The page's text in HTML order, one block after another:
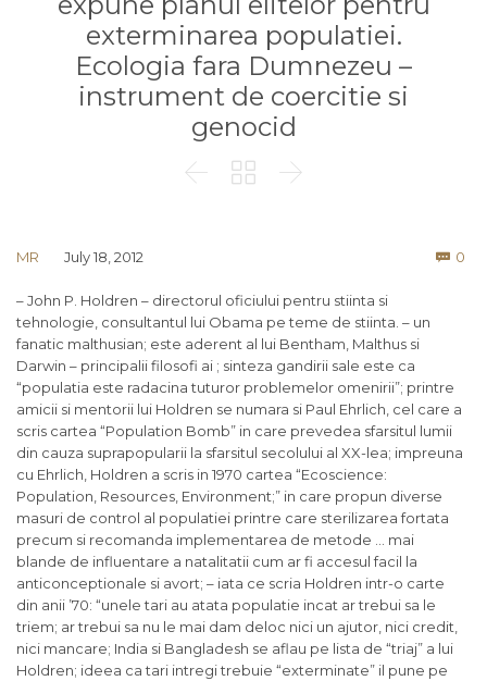
exterminarea populatiei.
Ecologia fara Dumnezeu –
instrument de coercitie si
genocid
  
MR July 18, 2012  0
– John P. Holdren – directorul oficiului pentru stiinta si
tehnologie, consultantul lui Obama pe teme de stiinta. – un
fanatic malthusian; este aderent al lui Bentham, Malthus si
Darwin – principalii filosofi ai ; sinteza gandirii sale este ca
“populatia este radacina tuturor problemelor omenirii”; printre
amicii si mentorii lui Holdren se numara si Paul Ehrlich, cel care a
scris cartea “Population Bomb” in care prevedea sfarsitul lumii
din cauza suprapopularii la sfarsitul secolului al XX-lea; impreuna
cu Ehrlich, Holdren a scris in 1970 cartea “Ecoscience:
Population, Resources, Environment;” in care propun diverse
masuri de control al populatiei printre care sterilizarea fortata
precum si recomanda implementarea de metode … mai
blande de influentare a natalitatii cum ar fi accesul facil la
anticonceptionale si avort; – iata ce scria Holdren intr-o carte
din anii ’70: “unele tari au atata populatie incat ar trebui sa le
triem; ar trebui sa nu le mai dam deloc nici un ajutor, nici credit,
nici mancare; India si Bangladesh se aflau pe lista de “triaj” a lui
Holdren; ideea ca tari intregi trebuie “exterminate” il pune pe